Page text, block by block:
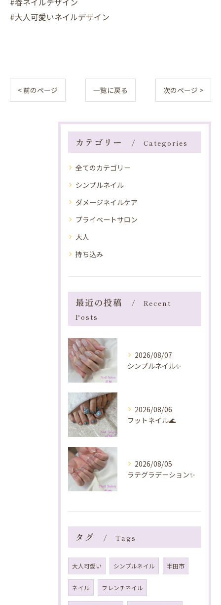
#大人可愛いネイルデザイン
< 前のページ 一覧に戻る 次のページ >
カテゴリー Categories
全てのカテゴリー
シンプルネイル
ダメージネイルケア
プライベートサロン
大人
持ち込み
最近の投稿
Recent
Posts
2026/08/07
シンプルネイル✨️
2026/08/06
フットネイル🌊
2026/08/05
ラテグラデーション✨️
タグ Tags
大人可愛い シンプルネイル 半田市
ネイル フレンチネイル